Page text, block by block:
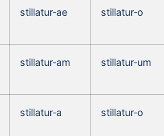
stillatur‑ae stillatur‑o
stillatur‑am stillatur‑um
stillatur‑a stillatur‑o